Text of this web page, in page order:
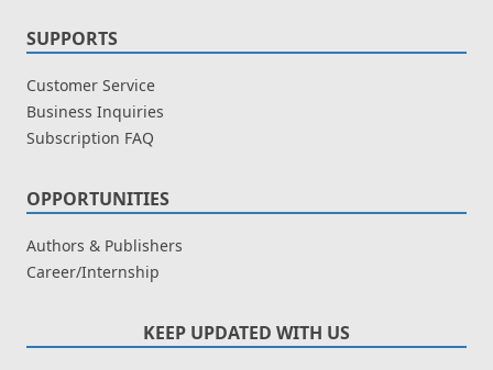
SUPPORTS
Customer Service
Business Inquiries
Subscription FAQ
OPPORTUNITIES
Authors & Publishers
Career/Internship
KEEP UPDATED WITH US